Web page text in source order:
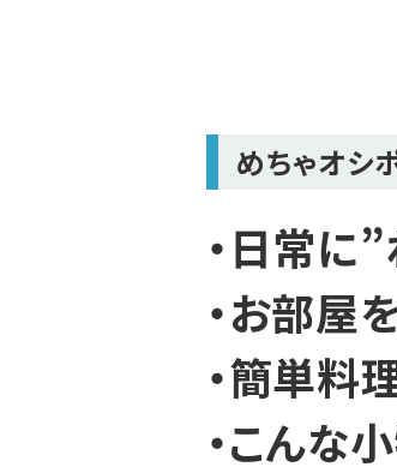
めちゃオシ
・日常に”
・お部屋
・簡単料
・こんな